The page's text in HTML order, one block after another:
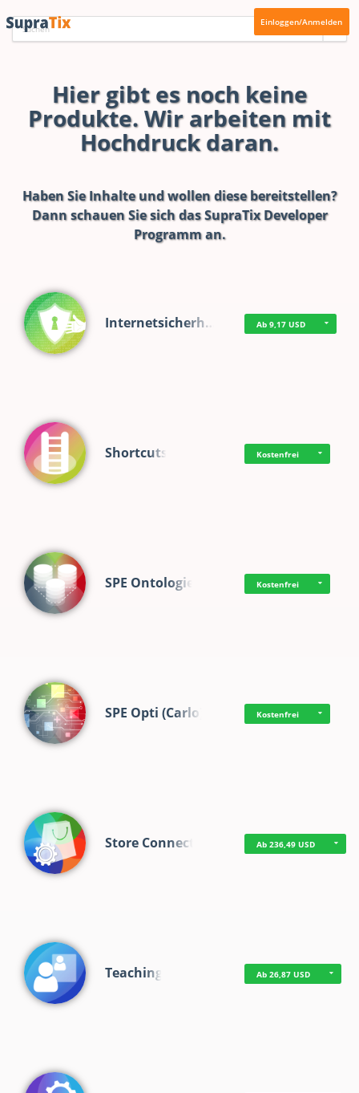
Einloggen/Anmelden
Hier gibt es noch keine
Produkte. Wir arbeiten mit
Hochdruck daran.
Haben Sie Inhalte und wollen diese bereitstellen?
Dann schauen Sie sich dasSupraTix Developer
Programman.
Internetsicherh… Ab 9,17 USD
Shortcuts Kostenfrei
SPE Ontologie Kostenfrei
SPE Opti (Carlo) Kostenfrei
Store Connect Ab 236,49 USD
Teaching Ab 26,87 USD